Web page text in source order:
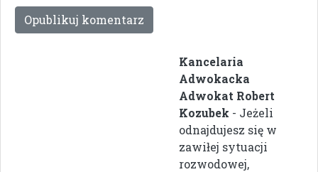
Kancelaria
Adwokacka
Adwokat Robert
Kozubek - Jeżeli
odnajdujesz się w
zawiłej sytuacji
rozwodowej,